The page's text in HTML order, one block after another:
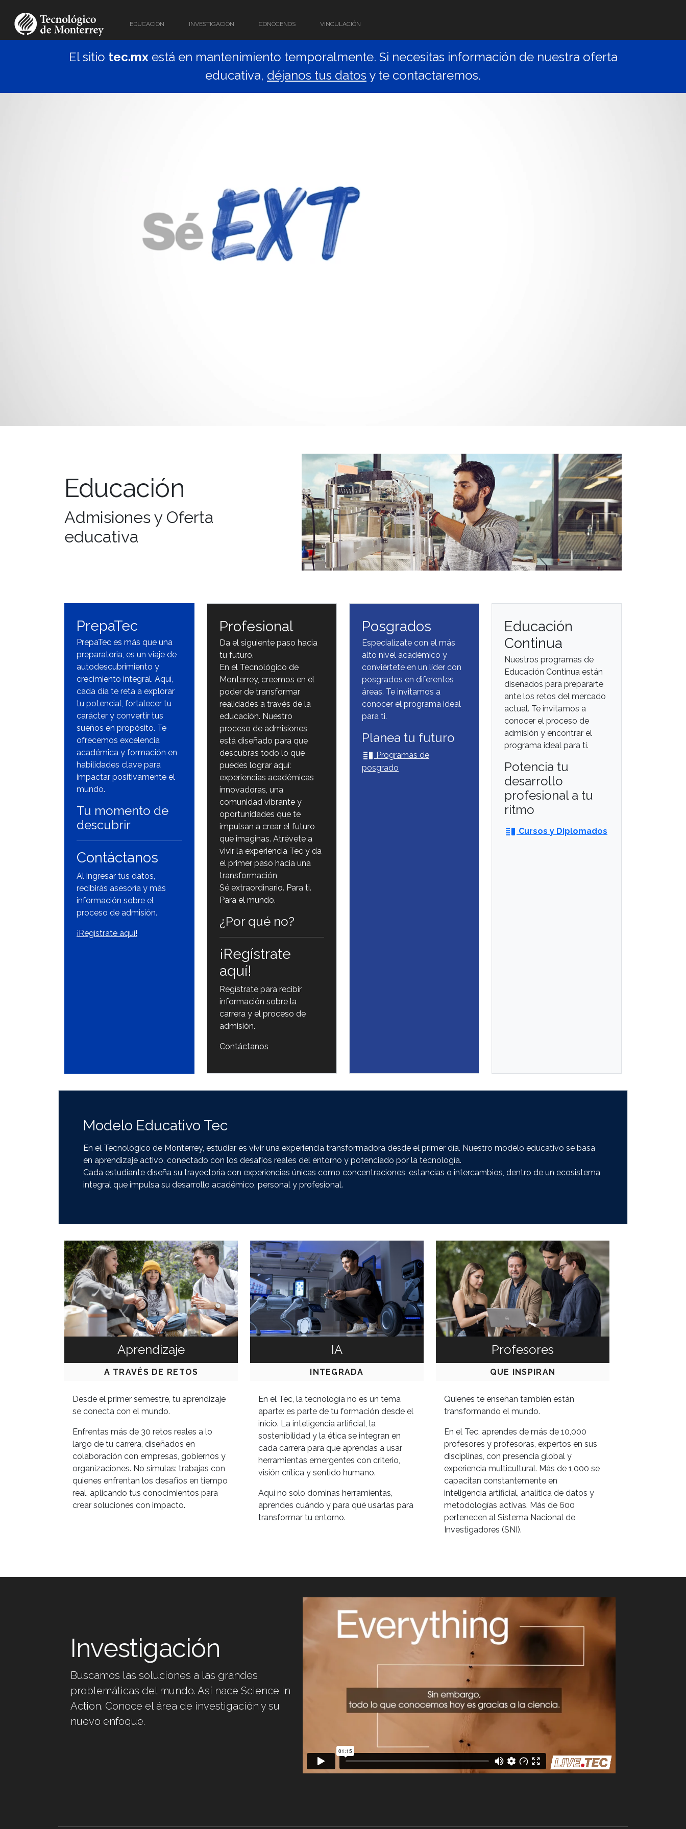
EDUCACIÓN INVESTIGACIÓN CONÓCENOS VINCULACIÓN
El sitio tec.mxestá en mantenimiento temporalmente. Si necesitas información de nuestra oferta
educativa, déjanos tus datos y te contactaremos.
Educación
Admisiones y Oferta
educativa
PrepaTec
PrepaTec es más que una
preparatoria, es un viaje de
autodescubrimiento y
crecimiento integral. Aquí,
cada día te reta a explorar
tu potencial, fortalecer tu
carácter y convertir tus
sueños en propósito. Te
ofrecemos excelencia
académica y formación en
habilidades clave para
impactar positivamente el
mundo.
Tu momento de
descubrir
Contáctanos
Al ingresar tus datos,
recibirás asesoría y más
información sobre el
proceso de admisión.
¡Regístrate aquí!
Profesional
Da el siguiente paso hacia
tu futuro.
En el Tecnológico de
Monterrey, creemos en el
poder de transformar
realidades a través de la
educación. Nuestro
proceso de admisiones
está diseñado para que
descubras todo lo que
puedes lograr aquí:
experiencias académicas
innovadoras, una
comunidad vibrante y
oportunidades que te
impulsan a crear el futuro
que imaginas. Atrévete a
vivir la experiencia Tec y da
el primer paso hacia una
transformación
Sé extraordinario. Para ti.
Para el mundo.
¿Por qué no?
¡Regístrate
aquí!
Regístrate para recibir
información sobre la
carrera y el proceso de
admisión.
Contáctanos
Posgrados
Especialízate con el más
alto nivel académico y
conviértete en un líder con
posgrados en diferentes
áreas. Te invitamos a
conocer el programa ideal
para ti.
Planea tu futuro
vertical_split Programas de
posgrado
Educación
Continua
Nuestros programas de
Educación Continua están
diseñados para prepararte
ante los retos del mercado
actual. Te invitamos a
conocer el proceso de
admisión y encontrar el
programa ideal para ti.
Potencia tu
desarrollo
profesional a tu
ritmo
vertical_split Cursos y Diplomados
Modelo Educativo Tec
En el Tecnológico de Monterrey, estudiar es vivir una experiencia transformadora desde el primer día. Nuestro modelo educativo se basa
en aprendizaje activo, conectado con los desafíos reales del entorno y potenciado por la tecnología.
Cada estudiante diseña su trayectoria con experiencias únicas como concentraciones, estancias o intercambios, dentro de un ecosistema
integral que impulsa su desarrollo académico, personal y profesional.
Aprendizaje
A TRAVÉS DE RETOS
Desde el primer semestre, tu aprendizaje
se conecta con el mundo.
Enfrentas más de 30 retos reales a lo
largo de tu carrera, diseñados en
colaboración con empresas, gobiernos y
organizaciones. No simulas: trabajas con
quienes enfrentan los desafíos en tiempo
real, aplicando tus conocimientos para
crear soluciones con impacto.
IA
INTEGRADA
En el Tec, la tecnología no es un tema
aparte: es parte de tu formación desde el
inicio. La inteligencia artificial, la
sostenibilidad y la ética se integran en
cada carrera para que aprendas a usar
herramientas emergentes con criterio,
visión crítica y sentido humano.
Aquí no solo dominas herramientas,
aprendes cuándo y para qué usarlas para
transformar tu entorno.
Profesores
QUE INSPIRAN
Quienes te enseñan también están
transformando el mundo.
En el Tec, aprendes de más de 10,000
profesores y profesoras, expertos en sus
disciplinas, con presencia global y
experiencia multicultural. Más de 1,000 se
capacitan constantemente en
inteligencia artificial, analítica de datos y
metodologías activas. Más de 600
pertenecen al Sistema Nacional de
Investigadores (SNI).
Investigación
Buscamos las soluciones a las grandes
problemáticas del mundo. Así nace Science in
Action. Conoce el área de investigación y su
nuevo enfoque.